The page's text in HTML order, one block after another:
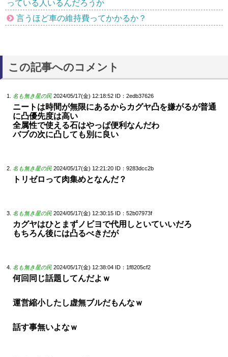
っている人いるんだろうか
言うほど車の維持費ってかかるか？
この記事へのコメント
名も無き星の民 2024/05/17(金) 12:18:52 ID：2edb37626
ニートは時間が無限にあるからカグヤ凸を嫌がるが普通
に凸優先度は高い
全属性で使える石はやっぱ便利なんだわ
バブの次に凸しても別に良い
名も無き星の民 2024/05/17(金) 12:21:20 ID：9283dcc2b
トリゼロって肉集めとなんだ？
名も無き星の民 2024/05/17(金) 12:30:15 ID：52b07973f
カグヤはひとまずノビヨで代用しといていいだろ
もちろん後には凸るべきだが
名も無き星の民 2024/05/17(金) 12:38:04 ID：1f8205cf2
何回同じ話題してんだよｗ
運営縮小したし虚無ブルだもんなｗ
話す事無いよなｗ